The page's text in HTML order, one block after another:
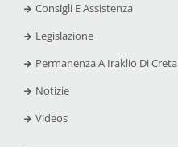
Consigli E Assistenza
Legislazione
Permanenza A Iraklio Di Creta
Notizie
Videos